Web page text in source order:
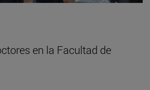
en la Facultad de